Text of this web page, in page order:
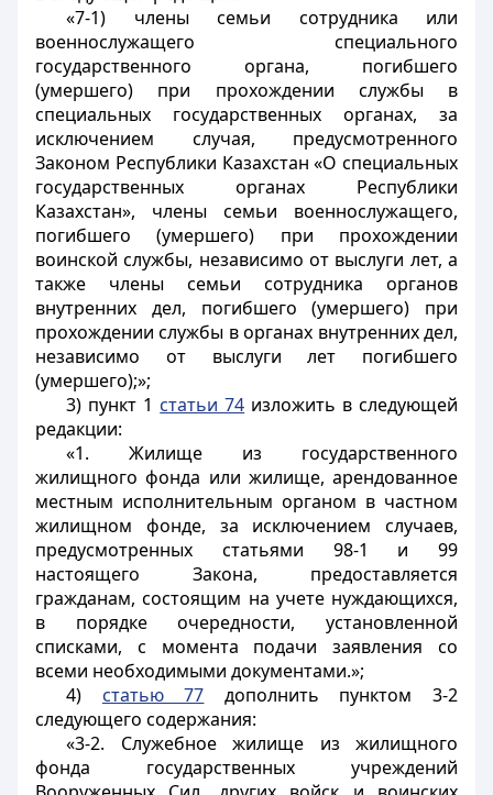
«7-1) члены семьи сотрудника или
военнослужащего специального
государственного органа, погибшего
(умершего) при прохождении службы в
специальных государственных органах, за
исключением случая, предусмотренного
Законом Республики Казахстан «О специальных
государственных органах Республики
Казахстан», члены семьи военнослужащего,
погибшего (умершего) при прохождении
воинской службы, независимо от выслуги лет, а
также члены семьи сотрудника органов
внутренних дел, погибшего (умершего) при
прохождении службы в органах внутренних дел,
независимо от выслуги лет погибшего
(умершего);»;
3) пункт 1 статьи 74 изложить в следующей
редакции:
«1. Жилище из государственного
жилищного фонда или жилище, арендованное
местным исполнительным органом в частном
жилищном фонде, за исключением случаев,
предусмотренных статьями 98-1
и 99
настоящего Закона, предоставляется
гражданам, состоящим на учете нуждающихся,
в порядке очередности, установленной
списками, с момента подачи заявления со
всеми необходимыми документами.»;
4) статью 77 дополнить пунктом 3-2
следующего содержания:
«3-2. Служебное жилище из жилищного
фонда государственных учреждений